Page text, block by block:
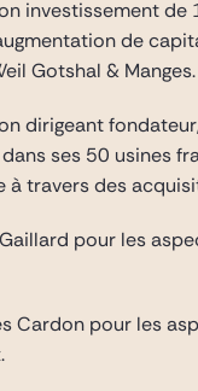
investissement
de
Gotshal & Manges.
dirigeant
ses 50 usines
à travers des
pour les
Cardon pour les